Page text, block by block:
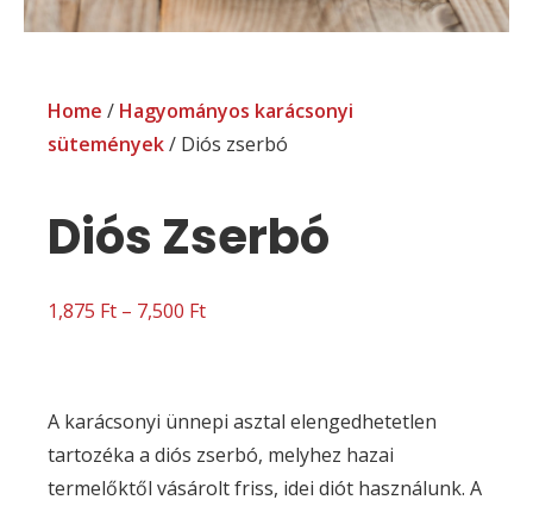
Home / Hagyományos karácsonyi
sütemények/ Diós zserbó
Diós Zserbó
1,875 Ft – 7,500 Ft
A karácsonyi ünnepi asztal elengedhetetlen
tartozéka a diós zserbó, melyhez hazai
termelőktől vásárolt friss, idei diót használunk. A